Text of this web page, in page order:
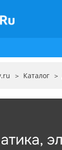
Каталог